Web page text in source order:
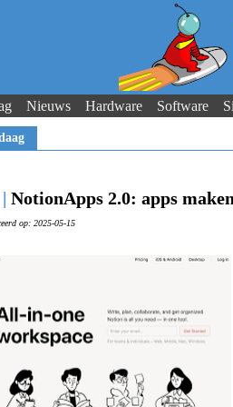
Nieuws Hardware Software
NotionApps 2.0: apps
op: 2025-05-15